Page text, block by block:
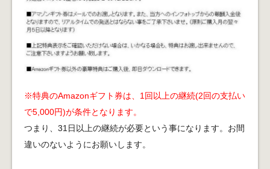
※特典のAmazonギフト券は、1回以上の継続(2回の支払い
で5,000円)が条件となります。
つまり、31日以上の継続が必要という事になります。お間
違いのないようにお願いします。